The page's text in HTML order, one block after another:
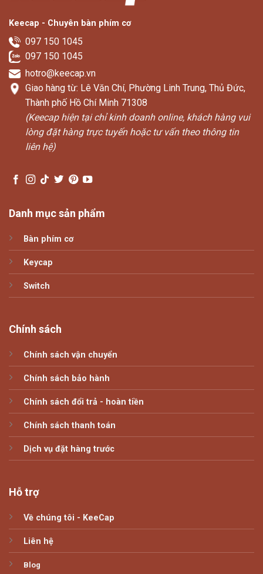
Keecap - Chuyên bàn phím cơ
097 150 1045
097 150 1045
hotro@keecap.vn
Giao hàng từ: Lê Văn Chí, Phường Linh Trung, Thủ Đức,
Thành phố Hồ Chí Minh 71308
(Keecap hiện tại chỉ kinh doanh online, khách hàng vui
lòng đặt hàng trực tuyến hoặc tư vấn theo thông tin
liên hệ)
Danh mục sản phẩm
Bàn phím cơ
Keycap
Switch
Chính sách
Chính sách vận chuyển
Chính sách bảo hành
Chính sách đổi trả - hoàn tiền
Chính sách thanh toán
Dịch vụ đặt hàng trước
Hỗ trợ
Về chúng tôi - KeeCap
Liên hệ
Blog